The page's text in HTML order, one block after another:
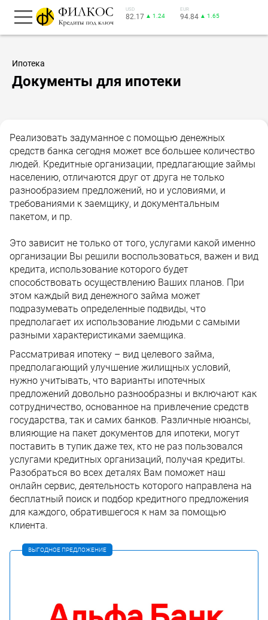
USD
82.17 ▲ 1.24
EUR
94.84 ▲ 1.65
Ипотека
Документы для ипотеки
Реализовать задуманное с помощью денежных
средств банка сегодня может все большее количество
людей. Кредитные организации, предлагающие займы
населению, отличаются друг от друга не только
разнообразием предложений, но и условиями, и
требованиями к заемщику, и документальным
пакетом, и пр.
Это зависит не только от того, услугами какой именно
организации Вы решили воспользоваться, важен и вид
кредита, использование которого будет
способствовать осуществлению Ваших планов. При
этом каждый вид денежного займа может
подразумевать определенные подвиды, что
предполагает их использование людьми с самыми
разными характеристиками заемщика.
Рассматривая ипотеку – вид целевого займа,
предполагающий улучшение жилищных условий,
нужно учитывать, что варианты ипотечных
предложений довольно разнообразны и включают как
сотрудничество, основанное на привлечение средств
государства, так и самих банков. Различные нюансы,
влияющие на пакет документов для ипотеки, могут
поставить в тупик даже тех, кто не раз пользовался
услугами кредитных организаций, получая кредиты.
Разобраться во всех деталях Вам поможет наш
онлайн сервис, деятельность которого направлена на
бесплатный поиск и подбор кредитного предложения
для каждого, обратившегося к нам за помощью
клиента.
ВЫГОДНОЕ ПРЕДЛОЖЕНИЕ